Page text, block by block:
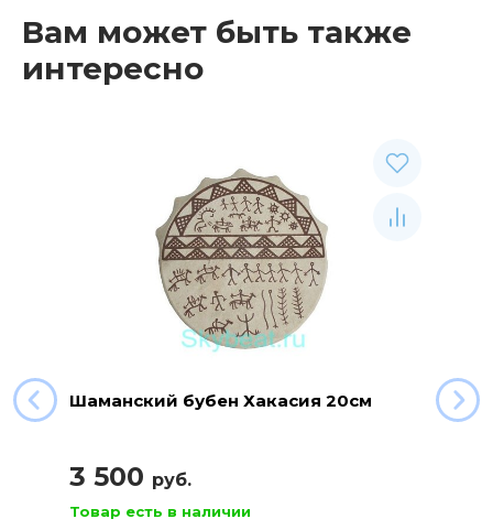
Вам может быть также
интересно
Шаманский бубен Хакасия 20см
3 500 руб.
Товар есть в наличии